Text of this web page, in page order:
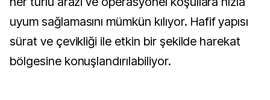
uyum sağlamasını mümkün kılıyor. Hafif yapısı
sürat ve çevikliği ile etkin bir şekilde harekat
bölgesine konuşlandırılabiliyor.